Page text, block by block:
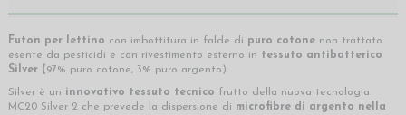
Futon per lettino con imbottitura in falde di puro cotone non trattato
esente da pesticidi e con rivestimento esterno in tessuto antibatterico
Silver (97% puro cotone, 3% puro argento).
Silver è un innovativo tessuto tecnico frutto della nuova tecnologia
MC20 Silver 2 che prevede la dispersione di microfibre di argento nella